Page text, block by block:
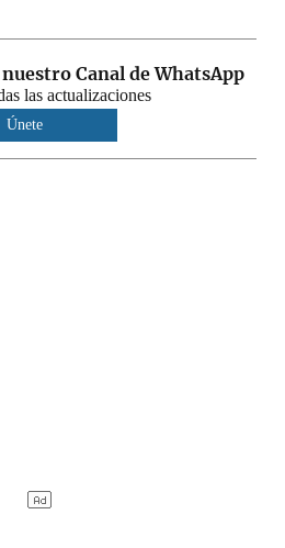
Canal de WhatsApp
las actualizaciones
Únete